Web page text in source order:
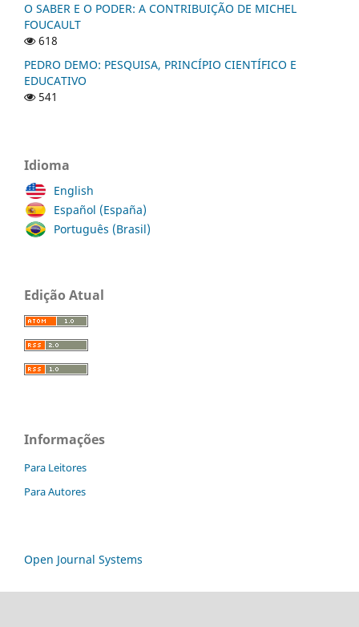
O SABER E O PODER: A CONTRIBUIÇÃO DE MICHEL
FOUCAULT
618
PEDRO DEMO: PESQUISA, PRINCÍPIO CIENTÍFICO E
EDUCATIVO
541
Idioma
English
Español (España)
Português (Brasil)
Edição Atual
Informações
Para Leitores
Para Autores
Open Journal Systems